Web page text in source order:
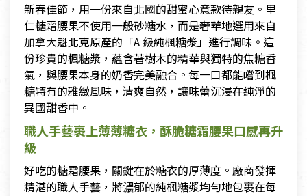
新春佳節，用一份來自北國的甜蜜心意款待親友。里
仁糖霜腰果不使用一般砂糖水，而是奢華地選用來自
加拿大魁北克原產的「A 級純楓糖漿」進行調味。這
份珍貴的楓糖漿，蘊含著樹木的精華與獨特的焦糖香
氣，與腰果本身的奶香完美融合。每一口都能嚐到楓
糖特有的雅緻風味，清爽自然，讓味蕾沉浸在純淨的
異國甜香中。
職人手藝裹上薄薄糖衣，酥脆糖霜腰果口感再升
級
好吃的糖霜腰果，關鍵在於糖衣的厚薄度。廠商發揮
精湛的職人手藝，將濃郁的純楓糖漿均勻地包裹在每